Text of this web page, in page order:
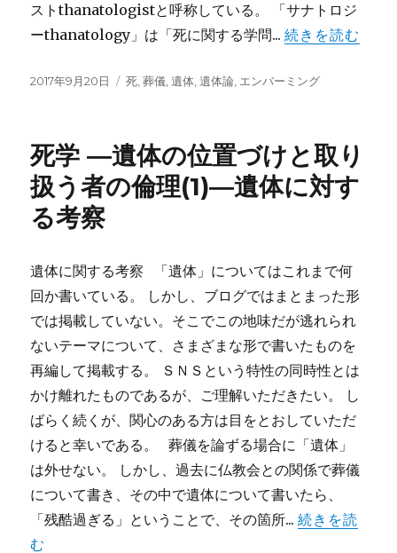
ストthanatologistと呼称している。 「サナトロジ
ーthanatology」は「死に関する学問...続きを読む
投
2017年9月20日
カ
ー
死 ,葬儀 ,遺体 ,遺体論 エンバーミング
死学 ―遺体の位置づけと取り
扱う者の倫理(1)―遺体に対す
る考察
遺体に関する考察 「遺体」についてはこれまで何
回か書いている。 しかし、ブログではまとまった形
では掲載していない。そこでこの地味だが逃れられ
ないテーマについて、さまざまな形で書いたものを
再編して掲載する。 ＳＮＳという特性の同時性とは
かけ離れたものであるが、ご理解いただきたい。 し
ばらく続くが、関心のある方は目をとおしていただ
けると幸いである。 葬儀を論ずる場合に「遺体」
は外せない。 しかし、過去に仏教会との関係で葬儀
について書き、その中で遺体について書いたら、
「残酷過ぎる」ということで、その箇所...続きを読
む